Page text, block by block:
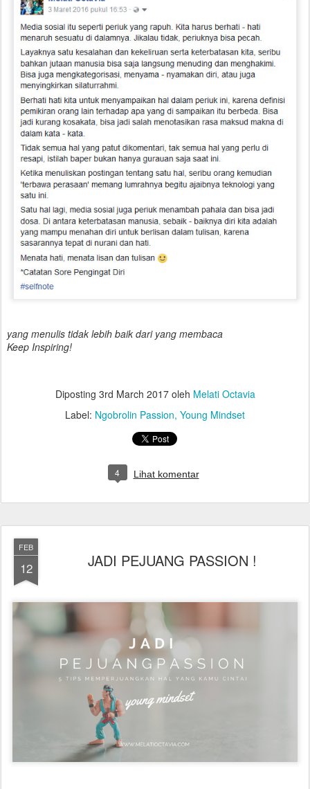
yang menulis tidak lebih baik dari yang membaca
Keep Inspiring!
Diposting 3rd March 2017oleh Melati Octavia
Label: Ngobrolin Passion Young Mindset
4 Lihat komentar
FEB
12 JADI PEJUANG PASSION !